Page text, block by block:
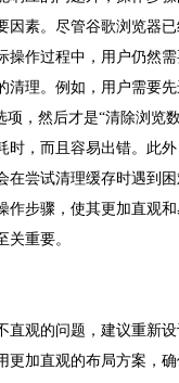
因素。尽管谷歌浏览器
操作过程中，用户仍然
清理。例如，用户需要
项，然后才是“清除浏览
时，而且容易出错。此
在尝试清理缓存时遇到
作步骤，使其更加直观
关重要。
直观的问题，建议重新
更加直观的布局方案，